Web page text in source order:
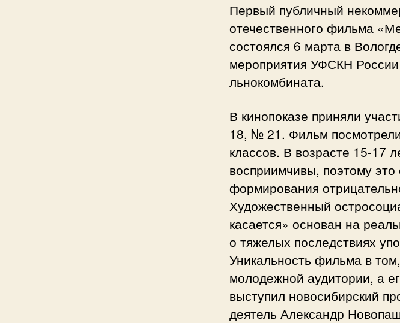
Первый публичный
отечественного фильма
состоялся 6 марта в
мероприятия УФСКН
льнокомбината.
В кинопоказе приняли
18, № 21. Фильм
классов. В возрасте 15-17
восприимчивы, поэтому
формирования
Художественный
касается» основан на
о тяжелых последствиях
Уникальность фильма в
молодежной аудитории, а
выступил новосибирский
деятель Александр